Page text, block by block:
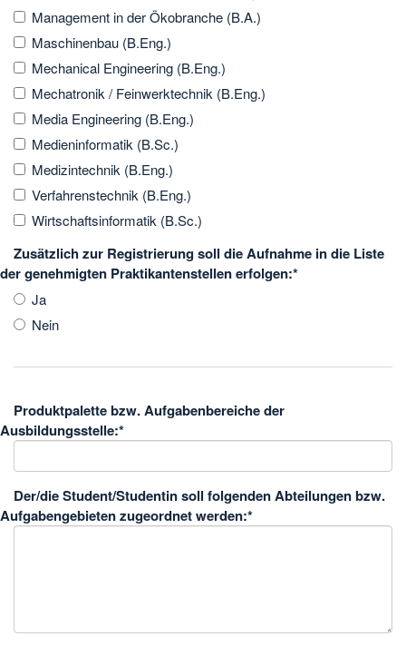
Management in der Ökobranche (B.A.)
Maschinenbau (B.Eng.)
Mechanical Engineering (B.Eng.)
Mechatronik / Feinwerktechnik (B.Eng.)
Media Engineering (B.Eng.)
Medieninformatik (B.Sc.)
Medizintechnik (B.Eng.)
Verfahrenstechnik (B.Eng.)
Wirtschaftsinformatik (B.Sc.)
Zusätzlich zur Registrierung soll die Aufnahme in die Liste
der genehmigten Praktikantenstellen erfolgen:*
Ja
Nein
Produktpalette bzw. Aufgabenbereiche der
Ausbildungsstelle:*
Der/die Student/Studentin soll folgenden Abteilungen bzw.
Aufgabengebieten zugeordnet werden:*